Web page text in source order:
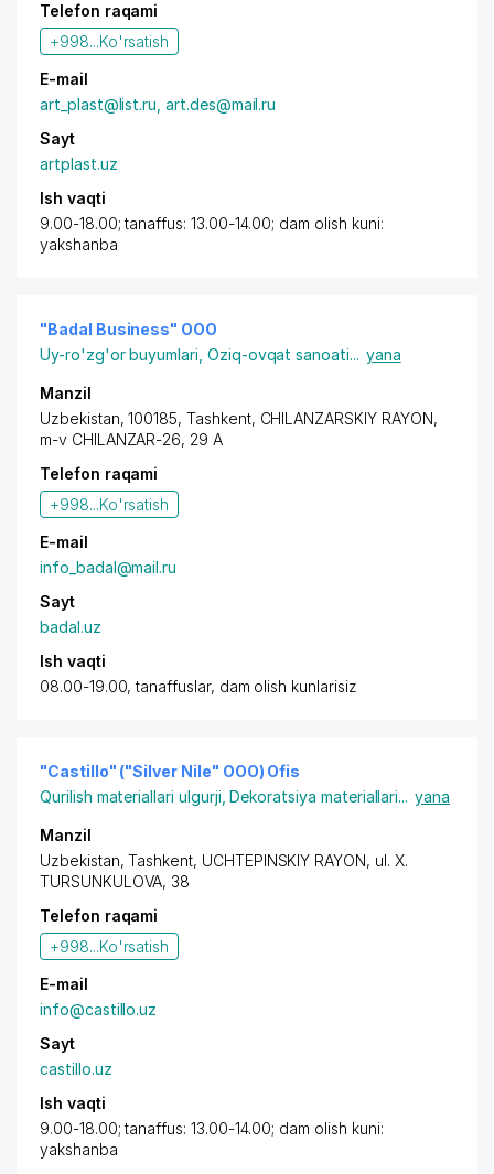
Telefon raqami
+998...Ko'rsatish
E-mail
art_plast@list.ru, art.des@mail.ru
Sayt
artplast.uz
Ish vaqti
9.00-18.00; tanaffus: 13.00-14.00; dam olish kuni:
yakshanba
"Badal Business" OOO
Uy-ro'zg'or buyumlari Oziq-ovqat sanoati... yana
Manzil
Uzbekistan, 100185, Tashkent, CHILANZARSKIY RAYON,
m-v CHILANZAR-26, 29 A
Telefon raqami
+998...Ko'rsatish
E-mail
info_badal@mail.ru
Sayt
badal.uz
Ish vaqti
08.00-19.00, tanaffuslar, dam olish kunlarisiz
"Castillo" ("Silver Nile" OOO) Ofis
Qurilish materiallari ulgurji ,Dekoratsiya materiallari... yana
Manzil
Uzbekistan,Tashkent, UCHTEPINSKIY RAYON, ul. X.
TURSUNKULOVA, 38
Telefon raqami
+998...Ko'rsatish
E-mail
info@castillo.uz
Sayt
castillo.uz
Ish vaqti
9.00-18.00; tanaffus: 13.00-14.00; dam olish kuni:
yakshanba